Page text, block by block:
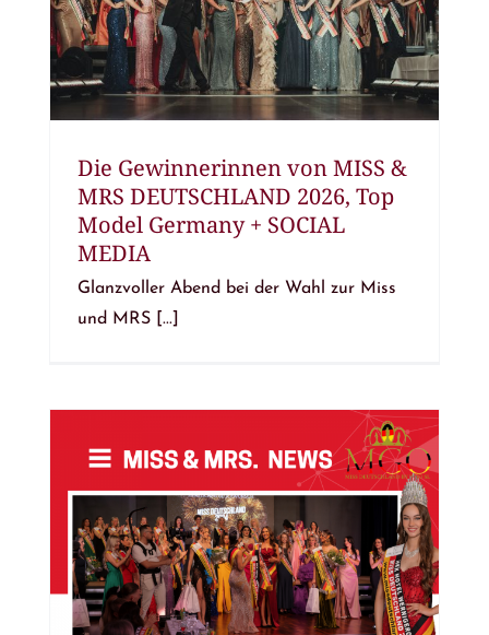
Die Gewinnerinnen von MISS &
MRS DEUTSCHLAND 2026, Top
Model Germany + SOCIAL
MEDIA
Glanzvoller Abend bei der Wahl zur Miss
und MRS [...]